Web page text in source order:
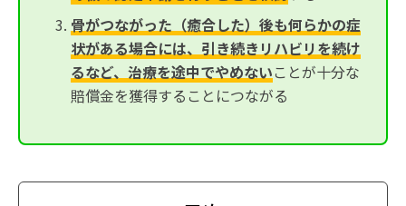
骨がつながった（癒合した）後も何らかの症
状がある場合には、引き続きリハビリを続け
るなど、治療を途中でやめないことが十分な
賠償金を獲得することにつながる